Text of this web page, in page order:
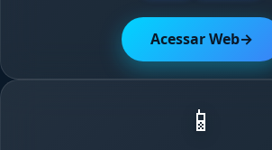
Acessar Web→
📱